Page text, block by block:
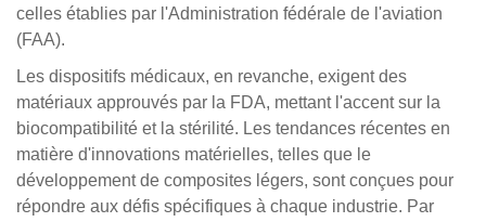
celles établies par l'Administration fédérale de l'aviation
(FAA).
Les dispositifs médicaux, en revanche, exigent des
matériaux approuvés par la FDA, mettant l'accent sur la
biocompatibilité et la stérilité. Les tendances récentes en
matière d'innovations matérielles, telles que le
développement de composites légers, sont conçues pour
répondre aux défis spécifiques à chaque industrie. Par